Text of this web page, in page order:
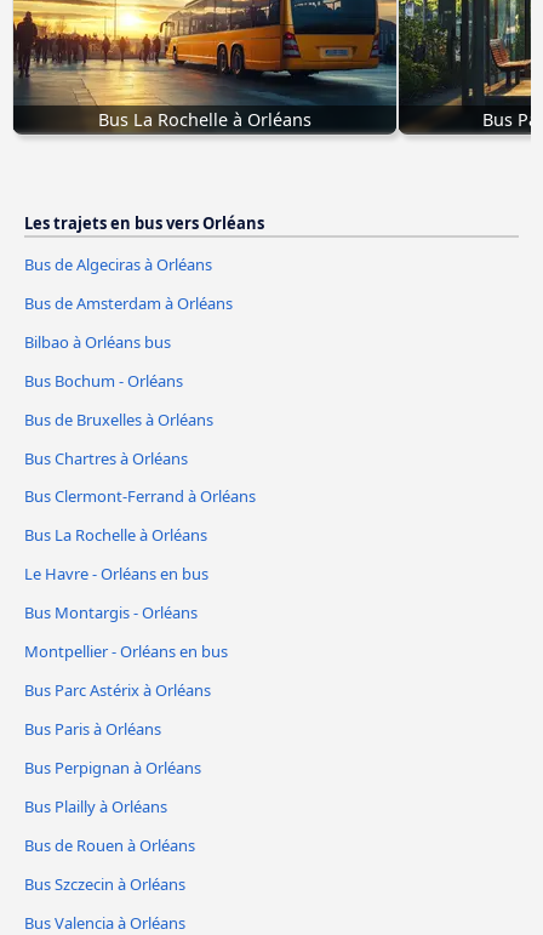
Bus La Rochelle à Orléans Bus
Les trajets en bus vers Orléans
Bus de Algeciras à Orléans
Bus de Amsterdam à Orléans
Bilbao à Orléans bus
Bus Bochum - Orléans
Bus de Bruxelles à Orléans
Bus Chartres à Orléans
Bus Clermont-Ferrand à Orléans
Bus La Rochelle à Orléans
Le Havre - Orléans en bus
Bus Montargis - Orléans
Montpellier - Orléans en bus
Bus Parc Astérix à Orléans
Bus Paris à Orléans
Bus Perpignan à Orléans
Bus Plailly à Orléans
Bus de Rouen à Orléans
Bus Szczecin à Orléans
Bus Valencia à Orléans